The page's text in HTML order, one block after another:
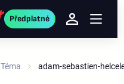
Předplatné
Téma adam-sebastien-